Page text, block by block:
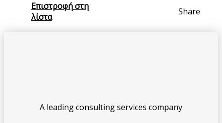
Επιστροφή στη
λίστα
Share
A leading consulting services company